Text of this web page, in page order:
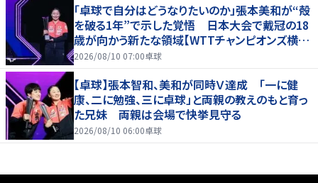
「卓球で自分はどうなりたいのか」張本美和が“殻
を破る1年”で示した覚悟 日本大会で戴冠の18
歳が向かう新たな領域【WTTチャンピオンズ横浜
2026】
2026/08/10 07:00卓球
【卓球】張本智和、美和が同時Ｖ達成 「一に健
康、二に勉強、三に卓球」と両親の教えのもと育っ
た兄妹 両親は会場で快挙見守る
2026/08/10 06:00卓球